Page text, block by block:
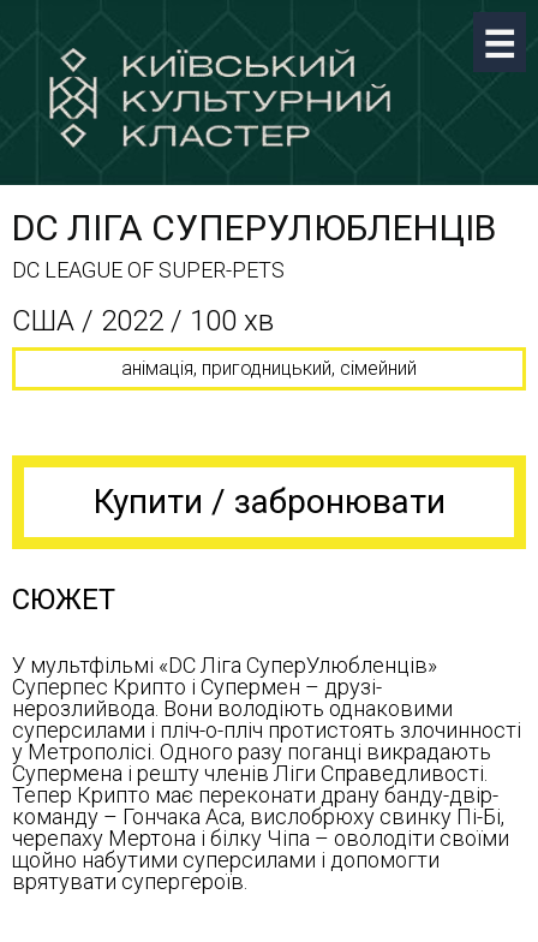
DC ЛІГА СУПЕРУЛЮБЛЕНЦІВ
DC LEAGUE OF SUPER-PETS
CША / 2022 / 100 хв
анімація, пригодницький, сімейний
Купити / забронювати
СЮЖЕТ
У мультфільмі «DC Ліга СуперУлюбленців»
Суперпес Крипто і Супермен – друзі-
нерозлийвода. Вони володіють однаковими
суперсилами і пліч-о-пліч протистоять злочинності
у Метрополісі. Одного разу поганці викрадають
Супермена і решту членів Ліги Справедливості.
Тепер Крипто має переконати драну банду-двір-
команду – Гончака Аса, вислобрюху свинку Пі-Бі,
черепаху Мертона і білку Чіпа – оволодіти своїми
щойно набутими суперсилами і допомогти
врятувати супергероїв.